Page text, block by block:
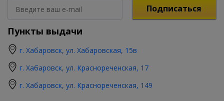
Подписаться
Пункты выдачи
г. Хабаровск, ул. Хабаровская, 15в
г. Хабаровск, ул. Краснореченская, 17
г. Хабаровск, ул. Краснореченская, 149